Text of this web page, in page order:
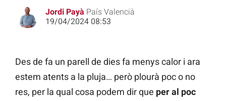
Jordi Payà País Valencià
19/04/2024 08:53
Des de fa un parell de dies fa menys calor i ara
estem atents a la pluja… però plourà poc o no
res, per la qual cosa podem dir que per al poc